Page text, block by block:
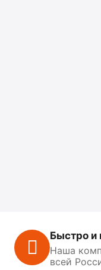
Быстро и
Наша
всей